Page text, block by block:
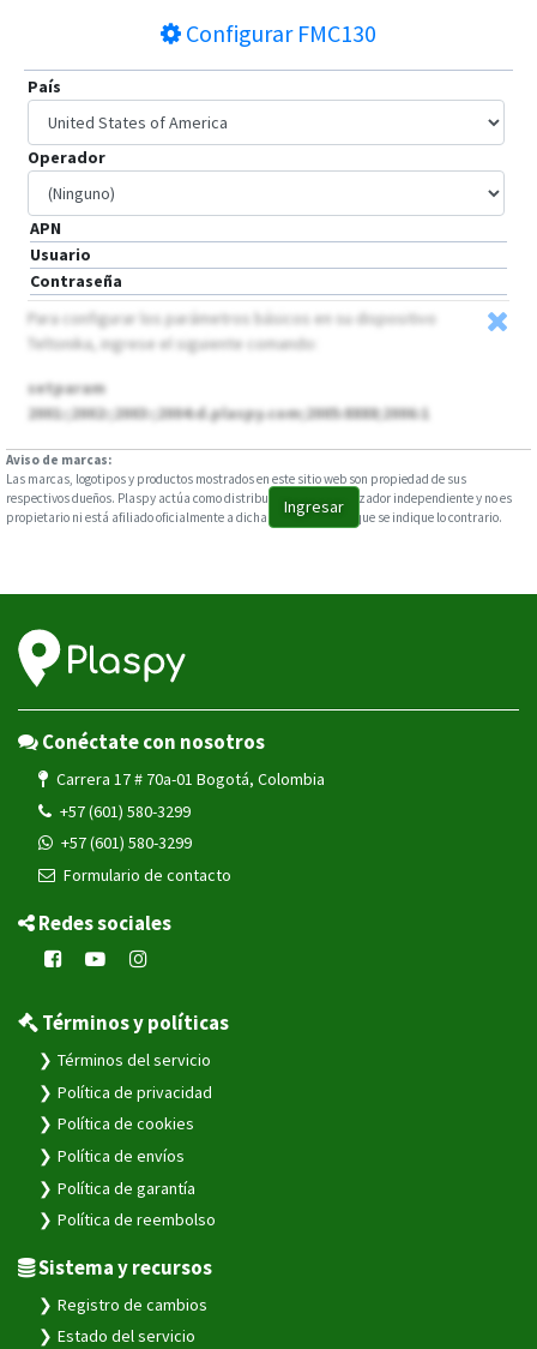
ConfigurarFMC130
País
Operador
APN
Usuario
Contraseña
Ingresar
Para configurar los parámetros básicos en su dispositivo
Teltonika, ingrese el siguiente comando:
setparam
2001:;2002:;2003:;2004:d.plaspy.com;2005:8888;2006:1
Aviso de marcas:
Las marcas, logotipos y productos mostrados en este sitio web son propiedad de sus
respectivos dueños. Plaspy actúa como distribuidor y comercializador independiente y no es
propietario ni está afiliado oficialmente a dichas marcas, salvo que se indique lo contrario.
Conéctate con nosotros
Carrera 17 # 70a-01 Bogotá, Colombia
+57 (601) 580-3299
+57 (601) 580-3299
Formulario de contacto
Redes sociales
Términos y políticas
Términos del servicio
Política de privacidad
Política de cookies
Política de envíos
Política de garantía
Política de reembolso
Sistema y recursos
Registro de cambios
Estado del servicio